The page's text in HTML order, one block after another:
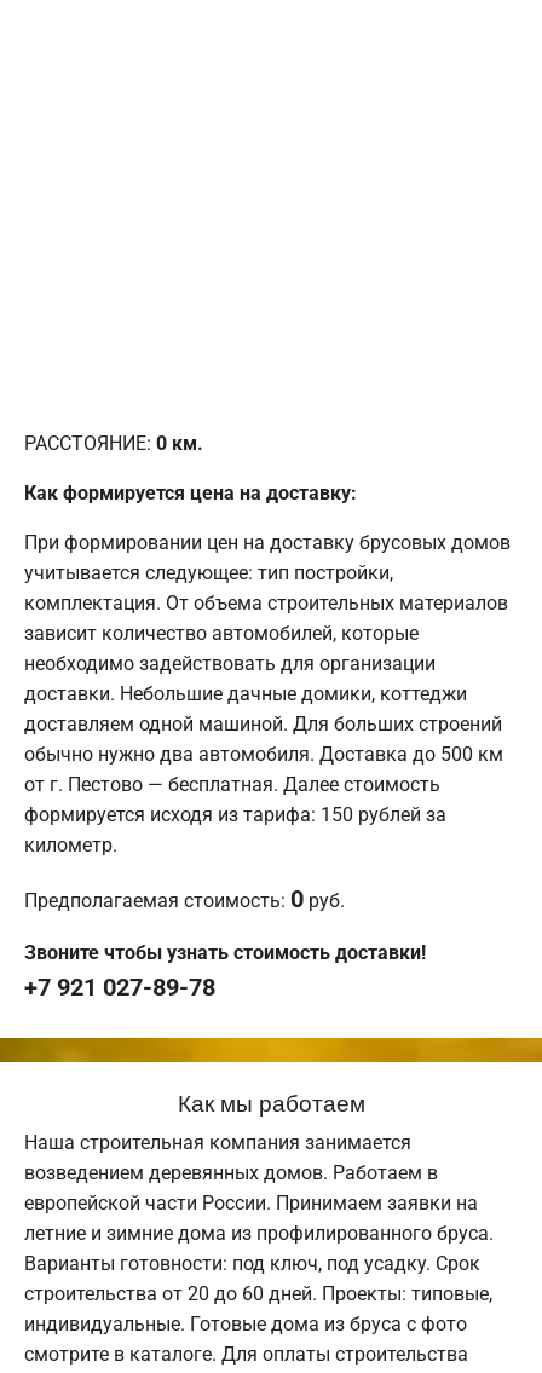
РАССТОЯНИЕ: 0 км.
Как формируется цена на доставку:
При формировании цен на доставку брусовых домов
учитывается следующее: тип постройки,
комплектация. От объема строительных материалов
зависит количество автомобилей, которые
необходимо задействовать для организации
доставки. Небольшие дачные домики, коттеджи
доставляем одной машиной. Для больших строений
обычно нужно два автомобиля. Доставка до 500 км
от г. Пестово — бесплатная. Далее стоимость
формируется исходя из тарифа: 150 рублей за
километр.
Предполагаемая стоимость: 0 руб.
Звоните чтобы узнать стоимость доставки!
+7 921 027-89-78
Как мы работаем
Наша строительная компания занимается
возведением деревянных домов. Работаем в
европейской части России. Принимаем заявки на
летние и зимние дома из профилированного бруса.
Варианты готовности: под ключ, под усадку. Срок
строительства от 20 до 60 дней. Проекты: типовые,
индивидуальные. Готовые дома из бруса с фото
смотрите в каталоге. Для оплаты строительства